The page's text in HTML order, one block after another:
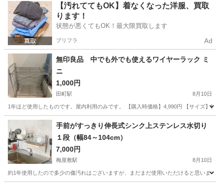
東京 北区 王子神谷駅 収納家具
【汚れててもOK】着なくなった洋服、買取
ります！
状態が悪くてもOK！最大限買取します
プリフラ Ad
無印良品 中でも外でも使えるワイヤーラック ミ
ニ
1,000円
田町駅 8月10日
1年ほど使用したものです。屋内利用のみです。 【購入時価格】4,990円 【サイズ】
東京 港区 田町駅 収納家具
手前がすっきり伸長式シンク上ステンレス水切り
１段（幅84～104cm）
7,000円
梅屋敷駅 8月10日
約1年使用したので多少の傷汚れはございますが、まだまだ使用いただけると思いま